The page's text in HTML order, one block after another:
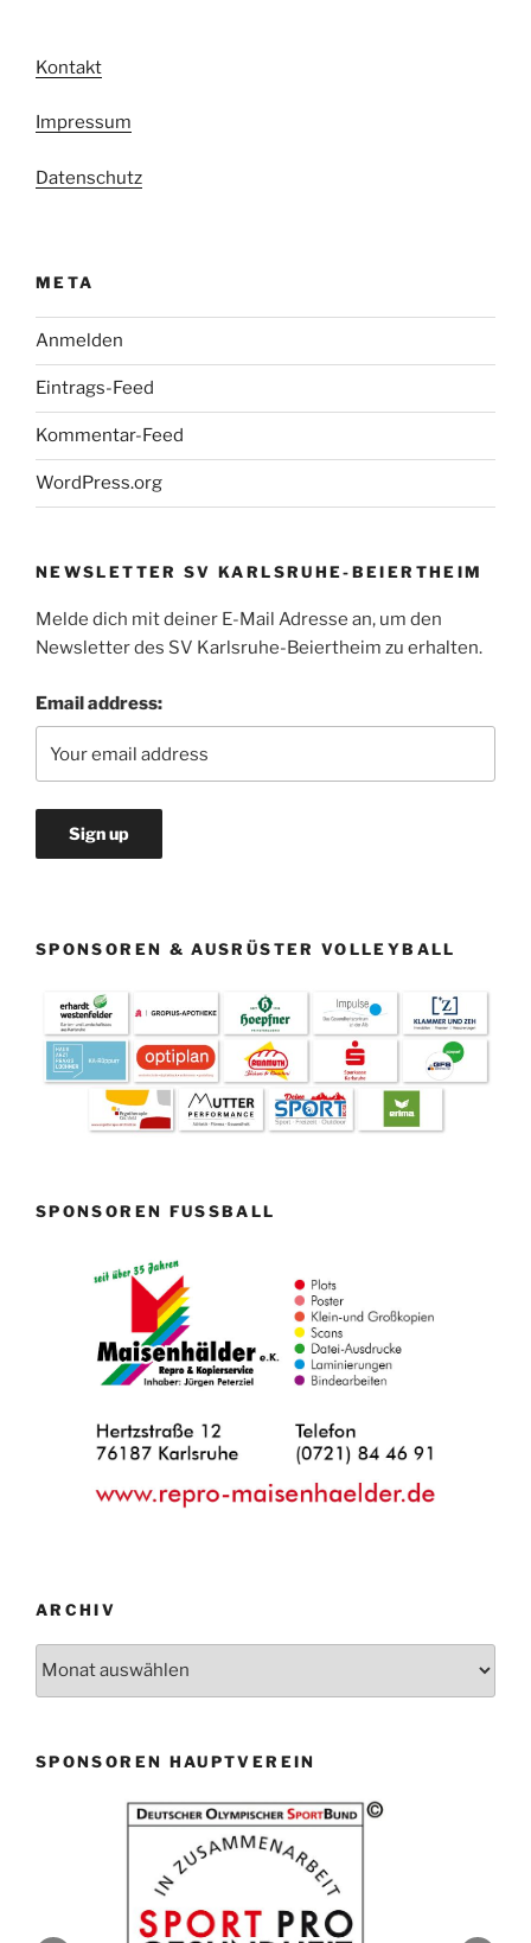
Kontakt
Impressum
Datenschutz
META
Anmelden
Eintrags-Feed
Kommentar-Feed
WordPress.org
NEWSLETTER SV KARLSRUHE-BEIERTHEIM
Melde dich mit deiner E-Mail Adresse an, um den
Newsletter des SV Karlsruhe-Beiertheim zu erhalten.
Email address:
SPONSOREN & AUSRÜSTER VOLLEYBALL
SPONSOREN FUSSBALL
ARCHIV
SPONSOREN HAUPTVEREIN